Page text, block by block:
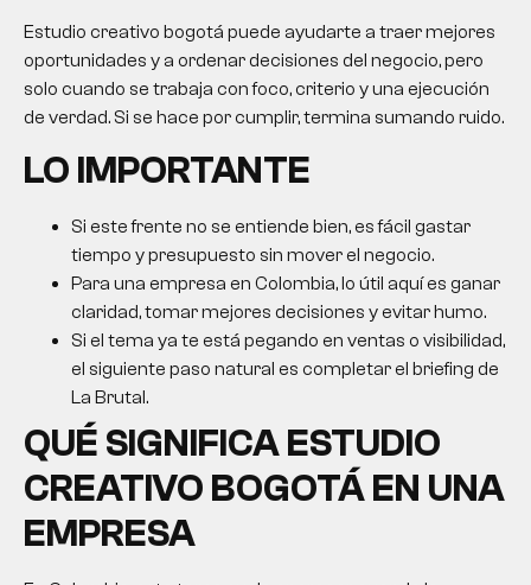
Estudio creativo bogotá puede ayudarte a traer mejores
oportunidades y a ordenar decisiones del negocio, pero
solo cuando se trabaja con foco, criterio y una ejecución
de verdad. Si se hace por cumplir, termina sumando ruido.
LO IMPORTANTE
Si este frente no se entiende bien, es fácil gastar
tiempo y presupuesto sin mover el negocio.
Para una empresa en Colombia, lo útil aquí es ganar
claridad, tomar mejores decisiones y evitar humo.
Si el tema ya te está pegando en ventas o visibilidad,
el siguiente paso natural es completar el briefing de
La Brutal.
QUÉ SIGNIFICAESTUDIO
CREATIVO BOGOTÁEN UNA
EMPRESA